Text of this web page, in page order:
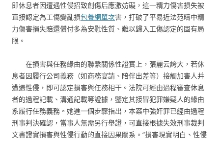
即休息者因遭遇性侵招致創傷后應激妨礙，這一精力傷害損失被
直接認定為工傷變亂損包養網單次害，打破了平易近法范疇中精
力傷害損失賠還償付多為安慰性質、難以歸入工傷認定的固有局
限。
在損害與任務緣由的聯繫關係性證實上，張麗云誇大，若休
息者因履行公司義務（如商務宴請、陪伴出差等）接觸加害人并
遭遇性侵，即可認定損害與任務相干。法院可經由過程審查休息
者的過程記載、溝通記載等證據，鑒定其接冒犯罪嫌疑人的緣由
系履行任務義務。她進一個步驟指出，本案中強奸罪已經由過程
刑事判決確認，當事人無需另行舉證，可直接根據失效刑事裁判
文書證實損害與性侵行動的直接因果關系。“損害現實明白、性侵